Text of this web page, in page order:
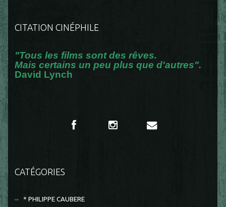
CITATION CINÉPHILE
"Tous les films sont des rêves.
Mais certains un peu plus que d'autres".
David Lynch
CATÉGORIES
* PHILIPPE CAUBERE